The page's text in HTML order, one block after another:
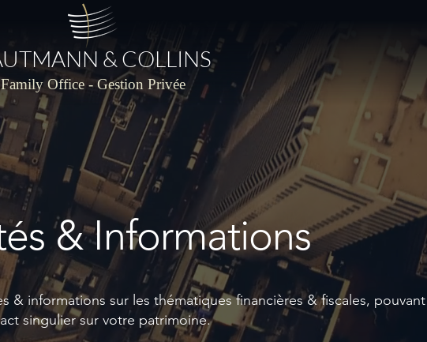
& COLLINS
Family Office - Gestion Privée
& Informations
& informations sur les thématiques financières & fiscales,
singulier sur votre patrimoine.